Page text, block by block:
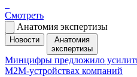
Смотреть
Анатомия экспертизы
Новости
Анатомия
экспертизы
Минцифры предложило
M2M-устройствах компаний